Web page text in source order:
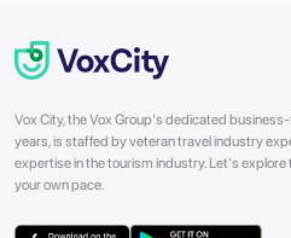
Vox City, the Vox Group's dedicated
years, is staffed by veteran travel industry
expertise in the tourism industry. Let's
your own pace.